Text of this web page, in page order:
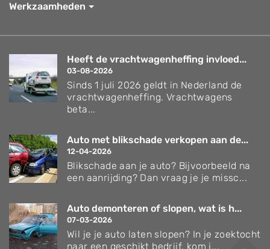
Werkzaamheden
Heeft de vrachtwagenheffing invloed...
03-08-2026
Sinds 1 juli 2026 geldt in Nederland de
vrachtwagenheffing. Vrachtwagens
beta...
Auto met blikschade verkopen aan de...
12-04-2026
Blikschade aan je auto? Bijvoorbeeld na
een aanrijding? Dan vraag je je missc...
Auto demonteren of slopen, wat is h...
07-03-2026
Wil je je auto laten slopen? In je zoektocht
naar een geschikt bedrijf, kom j...